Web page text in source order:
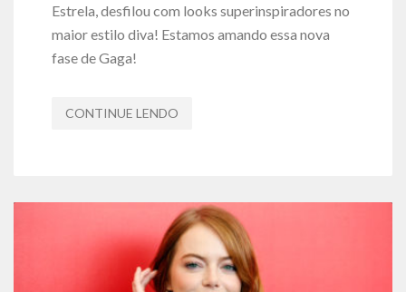
Estrela, desfilou com looks superinspiradores no
maior estilo diva! Estamos amando essa nova
fase de Gaga!
CONTINUE LENDO